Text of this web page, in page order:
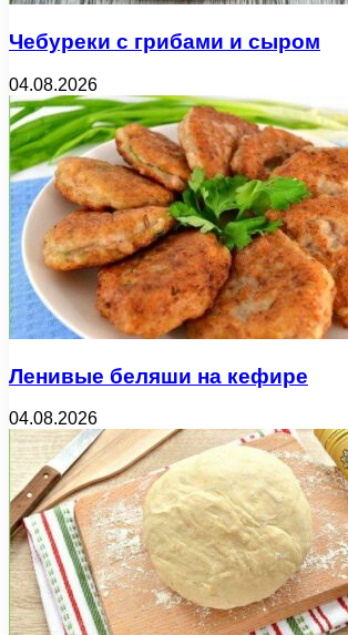
Чебуреки с грибами и сыром
04.08.2026
Ленивые беляши на кефире
04.08.2026